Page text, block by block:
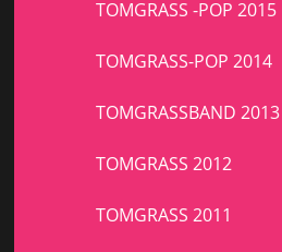
TOMGRASS -POP 2015
TOMGRASS-POP 2014
TOMGRASSBAND 2013
TOMGRASS 2012
TOMGRASS 2011